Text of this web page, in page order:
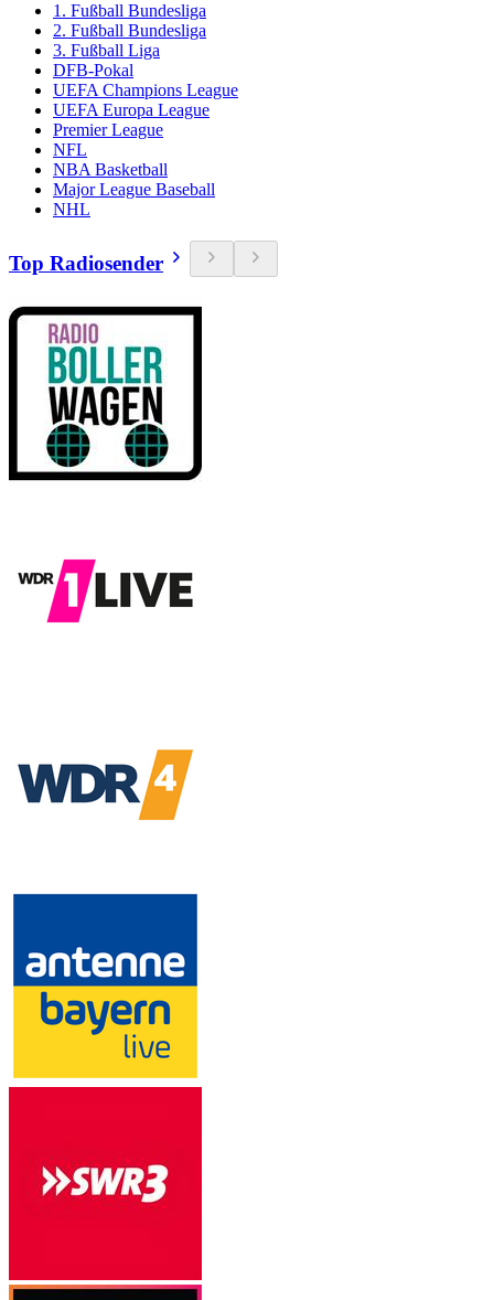
1. Fußball Bundesliga
2. Fußball Bundesliga
3. Fußball Liga
DFB-Pokal
UEFA Champions League
UEFA Europa League
Premier League
NFL
NBA Basketball
Major League Baseball
NHL
Top Radiosender